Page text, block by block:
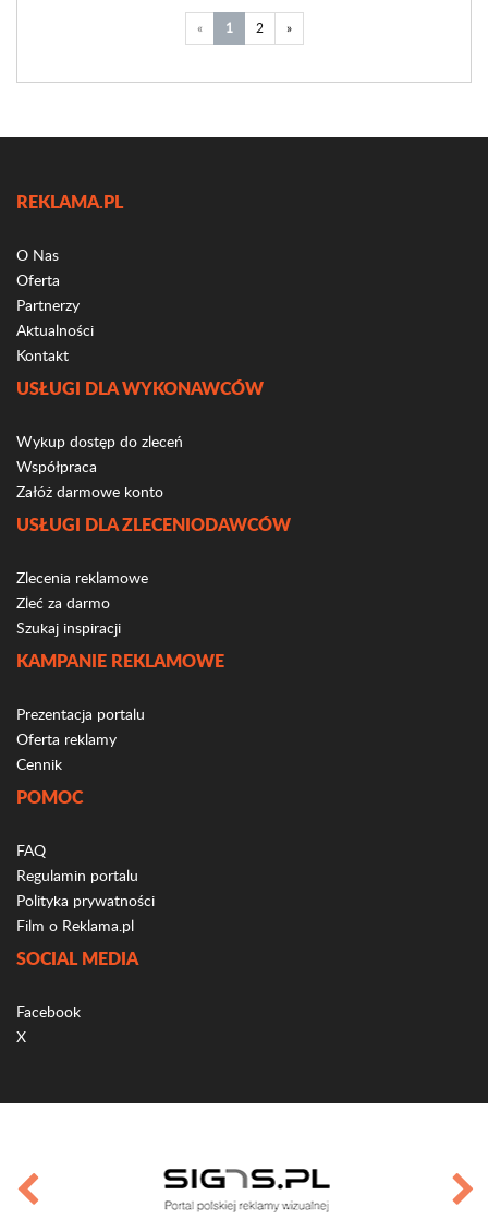
« 1 2 »
REKLAMA.PL
O Nas
Oferta
Partnerzy
Aktualności
Kontakt
USŁUGI DLA WYKONAWCÓW
Wykup dostęp do zleceń
Współpraca
Załóż darmowe konto
USŁUGI DLA ZLECENIODAWCÓW
Zlecenia reklamowe
Zleć za darmo
Szukaj inspiracji
KAMPANIE REKLAMOWE
Prezentacja portalu
Oferta reklamy
Cennik
POMOC
FAQ
Regulamin portalu
Polityka prywatności
Film o Reklama.pl
SOCIAL MEDIA
Facebook
X